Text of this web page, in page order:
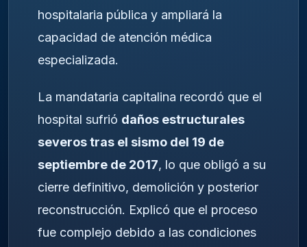
hospitalaria pública y ampliará la
capacidad de atención médica
especializada.
La mandataria capitalina recordó que el
hospital sufrió daños estructurales
severos tras el sismo del 19 de
septiembre de 2017, lo que obligó a su
cierre definitivo, demolición y posterior
reconstrucción. Explicó que el proceso
fue complejo debido a las condiciones